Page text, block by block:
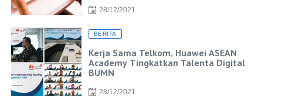
28/12/2021
BERITA
Kerja Sama Telkom, Huawei ASEAN
Academy Tingkatkan Talenta Digital
BUMN
28/12/2021